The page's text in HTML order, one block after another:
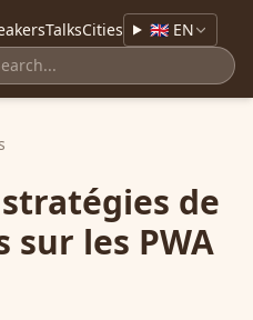
TalksCities 🇬🇧 EN
de
sur les PWA